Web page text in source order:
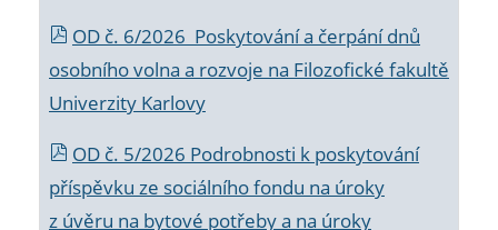
OD č. 6/2026 Poskytování a čerpání dnů
osobního volna a rozvoje na Filozofické fakultě
Univerzity Karlovy
OD č. 5/2026 Podrobnosti k poskytování
příspěvku ze sociálního fondu na úroky
z úvěru na bytové potřeby a na úroky